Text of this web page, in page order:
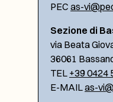
PEC as-
Sezione di
via Beata
36061
TEL +39 0424
E-MAILas-